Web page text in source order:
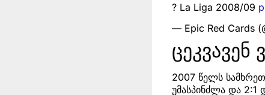
? La Liga 2008/09
— Epic Red Cards
ცეკვავენ
2007 წელს
უმასპინძლა და 2:1